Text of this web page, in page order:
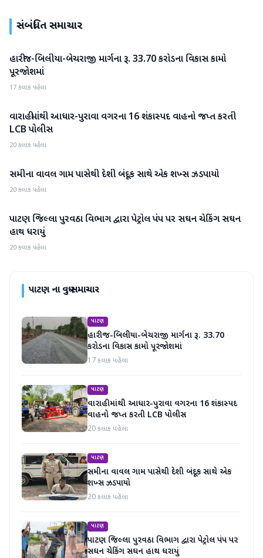
સંબંધિત સમાચાર
પાટણ
હારીજ-બિલીયા-બેચરાજી માર્ગના રૂ. 33.70 કરોડના વિકાસ કામો
પૂરજોશમાં
17 કલાક પહેલા
પાટણ
વારાહીમાંથી આધાર-પુરાવા વગરના 16 શંકાસ્પદ વાહનો જપ્ત કરતી
LCB પોલીસ
20 કલાક પહેલા
પાટણ
સમીના વાવલ ગામ પાસેથી દેશી બંદૂક સાથે એક શખ્સ ઝડપાયો
20 કલાક પહેલા
પાટણ
પાટણ જિલ્લા પુરવઠા વિભાગ દ્વારા પેટ્રોલ પંપ પર સઘન ચેકિંગ સઘન
હાથ ધરાયું
20 કલાક પહેલા
પાટણના વધુ સમાચાર
પાટણ
હારીજ-બિલીયા-બેચરાજી માર્ગના રૂ. 33.70
કરોડના વિકાસ કામો પૂરજોશમાં
17 કલાક પહેલા
પાટણ
વારાહીમાંથી આધાર-પુરાવા વગરના 16 શંકાસ્પદ
વાહનો જપ્ત કરતી LCB પોલીસ
20 કલાક પહેલા
પાટણ
સમીના વાવલ ગામ પાસેથી દેશી બંદૂક સાથે એક
શખ્સ ઝડપાયો
20 કલાક પહેલા
પાટણ
પાટણ જિલ્લા પુરવઠા વિભાગ દ્વારા પેટ્રોલ પંપ પર
સઘન ચેકિંગ સઘન હાથ ધરાયું